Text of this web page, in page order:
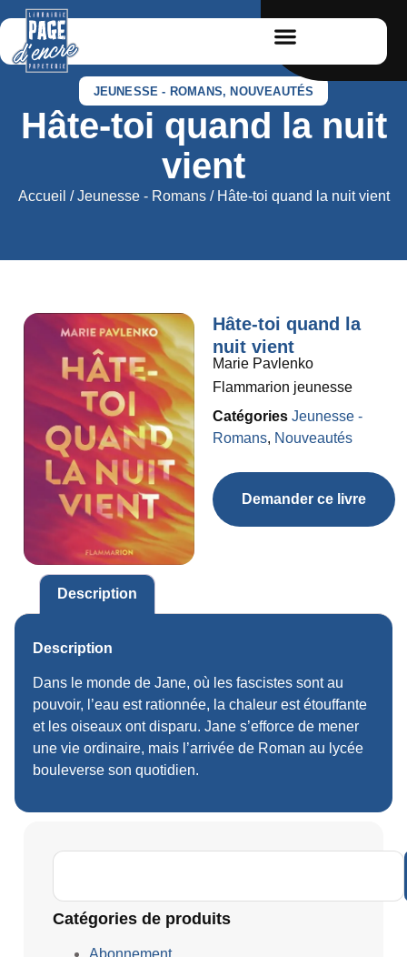
JEUNESSE - ROMANS,NOUVEAUTÉS
Hâte-toi quand la nuit
vient
Accueil /Jeunesse - Romans/ Hâte-toi quand la nuit vient
Hâte-toi quand la
nuit vient
Marie Pavlenko
Flammarion jeunesse
Catégories Jeunesse -
Romans, Nouveautés
Demander ce livre
Description
Description
Dans le monde de Jane, où les fascistes sont au
pouvoir, l’eau est rationnée, la chaleur est étouffante
et les oiseaux ont disparu. Jane s’efforce de mener
une vie ordinaire, mais l’arrivée de Roman au lycée
bouleverse son quotidien.
Catégories de produits